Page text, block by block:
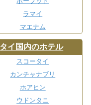
ラマイ
マエナム
タイ国内のホテル
スコータイ
カンチャナブリ
ホアヒン
ウドンタニ